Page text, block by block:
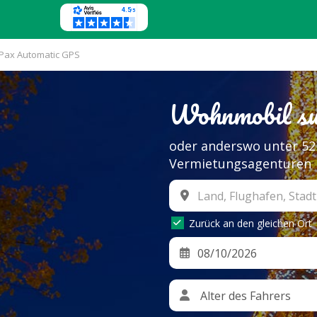
Automatic GPS
Wohnmobil
oder anderswo unter
Vermietungsagenturen
Zurück an den gleichen Ort